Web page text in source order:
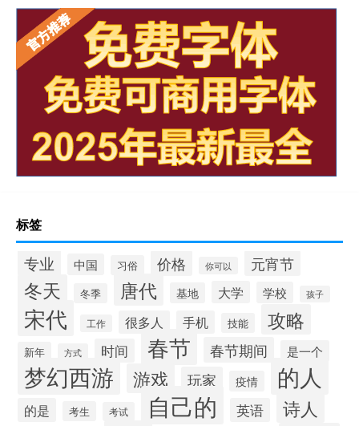
标签
专业 中国 习俗 价格 你可以 元宵节
冬天 冬季 唐代 基地 大学 学校 孩子
宋代 工作 很多人 手机 技能 攻略
新年 方式 时间 春节 春节期间 是一个
梦幻西游 游戏 玩家 疫情 的人
的是 考生 考试 自己的 英语 诗人